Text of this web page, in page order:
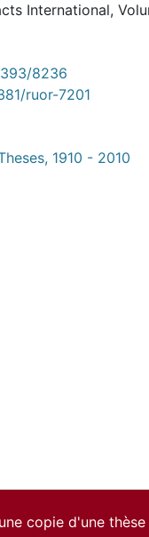
International,
8236
ruor-7201
1910 - 2010
copie d'une